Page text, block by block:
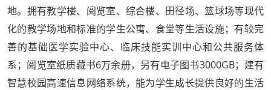
地。拥有教学楼、阅览室、综合楼、田径场、篮球场等现代
化的教学场地和标准的学生公寓、食堂等生活设施；有较完
善的基础医学实验中心、临床技能实训中心和公共服务体
系；阅览室纸质藏书6万余册，另有电子图书3000GB；建有
智慧校园高速信息网络系统，能为学生成长提供良好的生活